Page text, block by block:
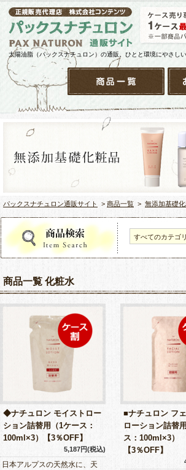
太陽油脂（パックスナチュロン）の通販。ひとと環境にやさし
パックスナチュロン通販サイト > 商品一覧 > 無添加基礎
商品一覧 化粧水
◆ナチュロン モイストロー
ション詰替用（1ケース：
100ml×3）【3％OFF】
5,187円(税込)
日本アルプスの天然水に、天
■ナチュロン フ
ローション詰替
ス：100ml×3）
【3％OFF】